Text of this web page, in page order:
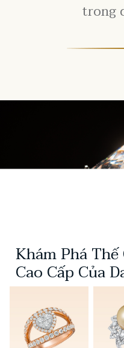
trong
Khám Phá
Cao Cấp Của